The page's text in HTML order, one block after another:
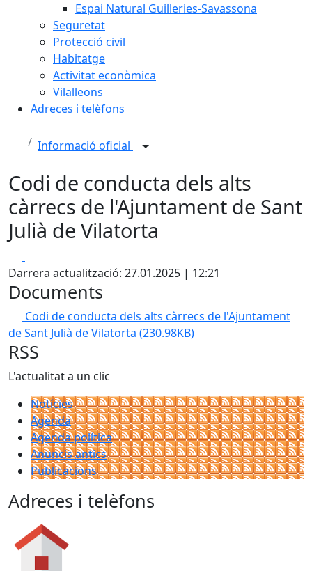
Espai Natural Guilleries-Savassona
Seguretat
Protecció civil
Habitatge
Activitat econòmica
Vilalleons
Adreces i telèfons
Informació oficial
Codi de conducta dels alts
càrrecs de l'Ajuntament de Sant
Julià de Vilatorta
Darrera actualització: 27.01.2025 | 12:21
Documents
Codi de conducta dels alts càrrecs de l'Ajuntament
de Sant Julià de Vilatorta (230.98KB)
RSS
L'actualitat a un clic
Notícies
Agenda
Agenda política
Anuncis antics
Publicacions
Adreces i telèfons